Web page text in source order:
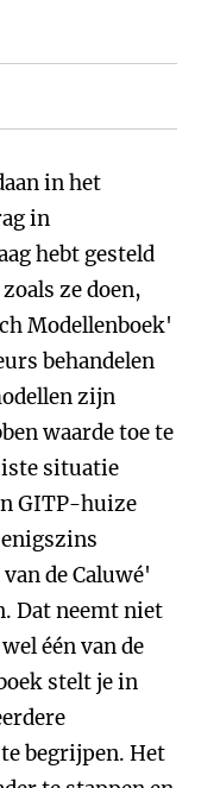
in het
in
hebt gesteld
ze doen,
Modellenboek'
behandelen
zijn
waarde toe te
situatie
GITP-huize
de Caluwé'
Dat neemt niet
één van de
stelt je in
begrijpen. Het